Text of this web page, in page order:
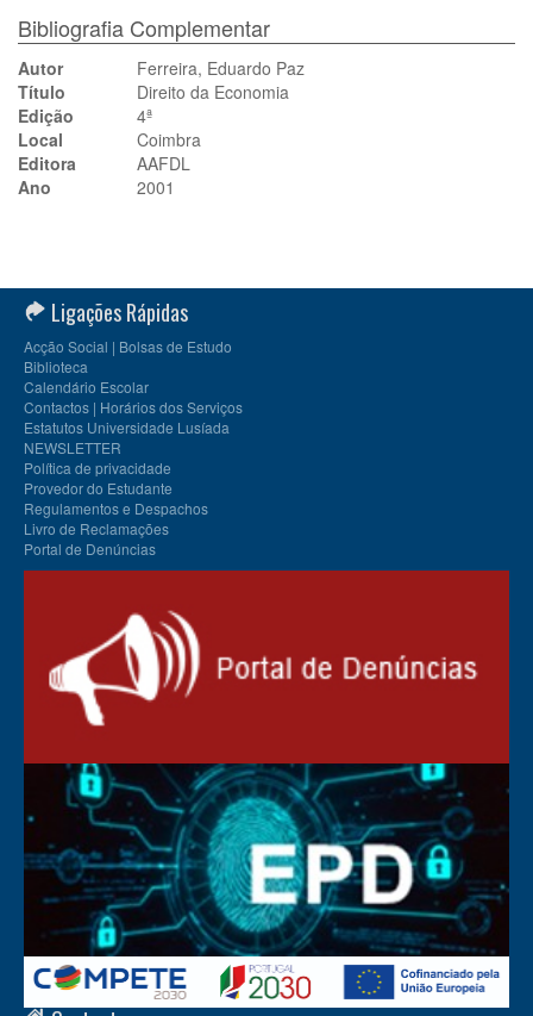
Bibliografia Complementar
Autor
Ferreira, Eduardo Paz
Título
Direito da Economia
Edição
4ª
Local
Coimbra
Editora
AAFDL
Ano
2001
Ligações Rápidas
Acção Social | Bolsas de Estudo
Biblioteca
Calendário Escolar
Contactos | Horários dos Serviços
Estatutos Universidade Lusíada
NEWSLETTER
Política de privacidade
Provedor do Estudante
Regulamentos e Despachos
Livro de Reclamações
Portal de Denúncias